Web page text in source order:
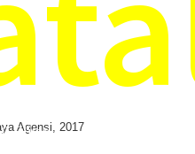
Blitar
Agensi, 2017